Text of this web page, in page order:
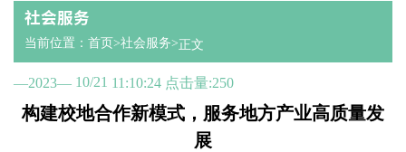
社会服务
当前位置： 首页>社会服务>正文
—2023— 10/21 11:10:24 点击量:250
构建校地合作新模式，服务地方产业高质量发
展